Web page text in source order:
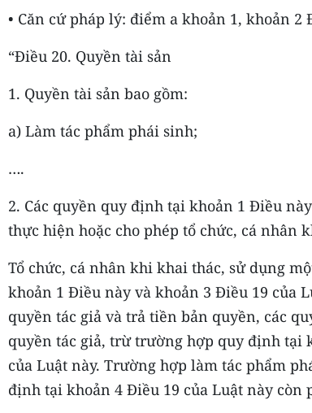
• Căn cứ pháp lý: điểm a khoản 1, khoản
“Điều 20. Quyền tài sản
1. Quyền tài sản bao gồm:
a) Làm tác phẩm phái sinh;
….
2. Các quyền quy định tại khoản 1 Điều
thực hiện hoặc cho phép tổ chức, cá nhân
Tổ chức, cá nhân khi khai thác, sử dụng
khoản 1 Điều này và khoản 3 Điều 19 của
quyền tác giả và trả tiền bản quyền, các
quyền tác giả, trừ trường hợp quy định tại
của Luật này. Trường hợp làm tác phẩm
định tại khoản 4 Điều 19 của Luật này còn